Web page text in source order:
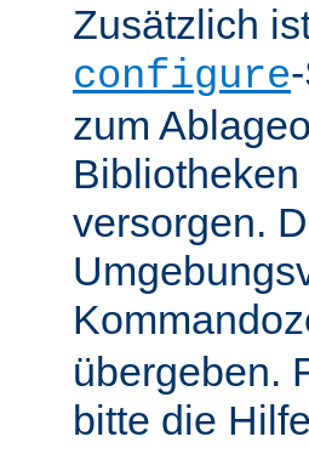
Zusätzlich
configure
zum
versorgen.
übergeben.
bitte die